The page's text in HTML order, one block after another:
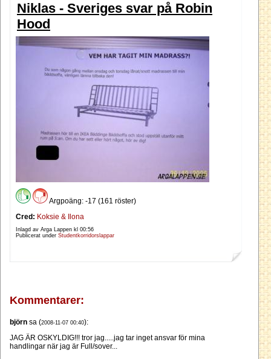
Niklas - Sveriges svar på Robin
Hood
Argpoäng: -17 (161 röster)
Cred: Koksie & Ilona
Inlagd av Arga Lappen kl 00:56
Publicerat under Studentkorridorslappar
Kommentarer:
björn sa (2008-11-07 00:40):
JAG ÄR OSKYLDIG!!! tror jag.....jag tar inget ansvar för mina
handlingar när jag är Full/sover...